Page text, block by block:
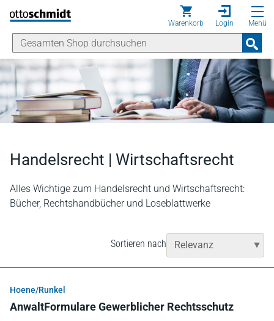
Direkt zum Inhalt
Warenkorb Login Menü
Handelsrecht | Wirtschaftsrecht
Alles Wichtige zum Handelsrecht und Wirtschaftsrecht:
Bücher, Rechtshandbücher und Loseblattwerke
Sortieren nach
Hoene/Runkel
AnwaltFormulare Gewerblicher Rechtsschutz